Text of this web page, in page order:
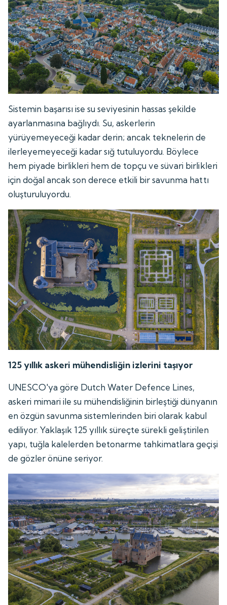
Sistemin başarısı ise su seviyesinin hassas şekilde
ayarlanmasına bağlıydı. Su, askerlerin
yürüyemeyeceği kadar derin; ancak teknelerin de
ilerleyemeyeceği kadar sığ tutuluyordu. Böylece
hem piyade birlikleri hem de topçu ve süvari birlikleri
için doğal ancak son derece etkili bir savunma hattı
oluşturuluyordu.
125 yıllık askeri mühendisliğin izlerini taşıyor
UNESCO'ya göre Dutch Water Defence Lines,
askeri mimari ile su mühendisliğinin birleştiği dünyanın
en özgün savunma sistemlerinden biri olarak kabul
ediliyor. Yaklaşık 125 yıllık süreçte sürekli geliştirilen
yapı, tuğla kalelerden betonarme tahkimatlara geçişi
de gözler önüne seriyor.